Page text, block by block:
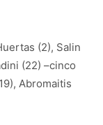
(2), Salin
(22) –cinco
Abromaitis